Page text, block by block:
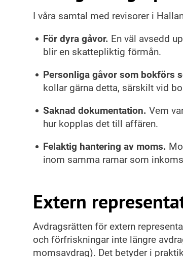
I våra samtal med revisorer i
För dyra gåvor. En väl avsedd
blir en skattepliktig förmån.
Personliga gåvor som bokförs
kollar gärna detta, särskilt vid
Saknad dokumentation. Vem
hur kopplas det till affären.
Felaktig hantering av moms.
inom samma ramar som
Extern
Avdragsrätten för extern
och förfriskningar inte längre
momsavdrag). Det betyder i